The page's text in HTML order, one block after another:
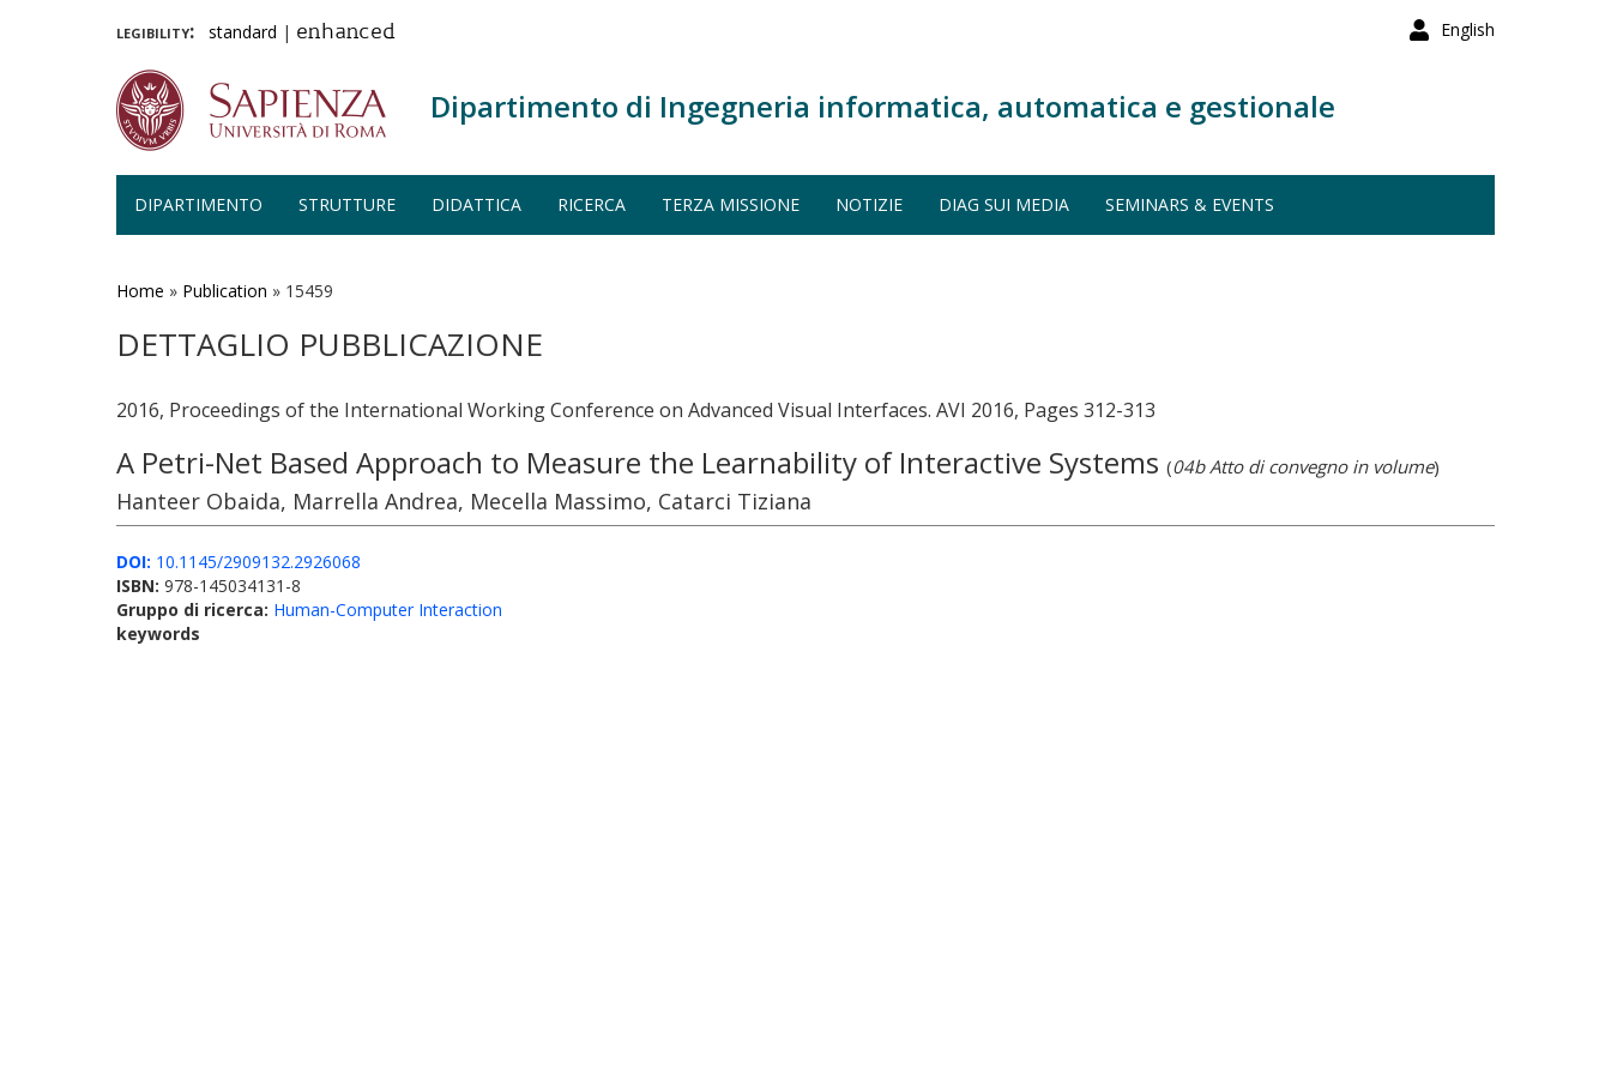
English
legibility: standard | enhanced
Dipartimento di Ingegneria informatica, automatica e gestionale
DIPARTIMENTO STRUTTURE DIDATTICA RICERCA TERZA MISSIONE NOTIZIE DIAG SUI MEDIA SEMINARS & EVENTS
Home » Publication » 15459
DETTAGLIO PUBBLICAZIONE
2016, Proceedings of the International Working Conference on Advanced Visual Interfaces. AVI 2016, Pages 312-313
A Petri-Net Based Approach to Measure the Learnability of Interactive Systems (04b Atto di convegno in volume)
Hanteer Obaida, Marrella Andrea, Mecella Massimo, Catarci Tiziana
DOI: 10.1145/2909132.2926068
ISBN: 978-145034131-8
Gruppo di ricerca: Human-Computer Interaction
keywords